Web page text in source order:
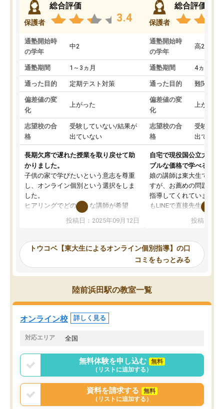
保護者
総合評価
3.4
通塾開始時
の学年
中2
通塾期間 1～3ヵ月
通った目的 定期テスト対策
偏差値の変
化
上がった
志望校の合
格
受験していない/結果が
出ていない
長期欠席で遅れた授業を取り戻せて助
かりました。
子供の家で学びたいという意志を尊重
し、オンライン個別という選択をしま
した。
ヒアリングでどのような講師が希望
か、オプションは付帯するかなど選ぶ
事が出来ました。
ーティングを行い、その講師で良いか
見てから講師を決定する事ができま
す。
うちの子は、初回面談の講師の方で決
オンラインツールを使用した単語帳の
共有があり宿題もそちらで出される形
でした。
言う事で講師変更の申し出があり、あ
まりに短期での変更だった為、塾に通
う事にして退会しました。遅れも取り
戻せ、授業内容や講師の方は良かった
と思います。
投稿日：2025年09月12日
保護者
総合評価
通塾開始時
の学年
高2
通塾期間 4ヵ月～1
通った目的 難関私立
偏差値の変
化
上がった
志望校の合
格
受験して
出ていな
自宅で現役国公立大学生
ブルな価格で学べる
娘の講師は東大生では無
すが、お薦めの問題集や
指導してくれています。
もLINEで直接先生に質問
めれるので、個人に合
いなのがあり(有料)、受
ことをどんなスケジュー
くか相談したのですが、
ち期待したものではなく
内容でした。それでも明
やる気も出ましたし、苦
くなってきたようなので
投稿日：
トウコベ【東大生によるオンライン個別指導】の口
コミをもっとみる
陸前浜田駅の教室一覧
オンライン校 詳しく見る
対応エリア 全国
無料体験を申し込む
無料
（リストに追加する）
資料を請求する
無料
（リストに追加する）